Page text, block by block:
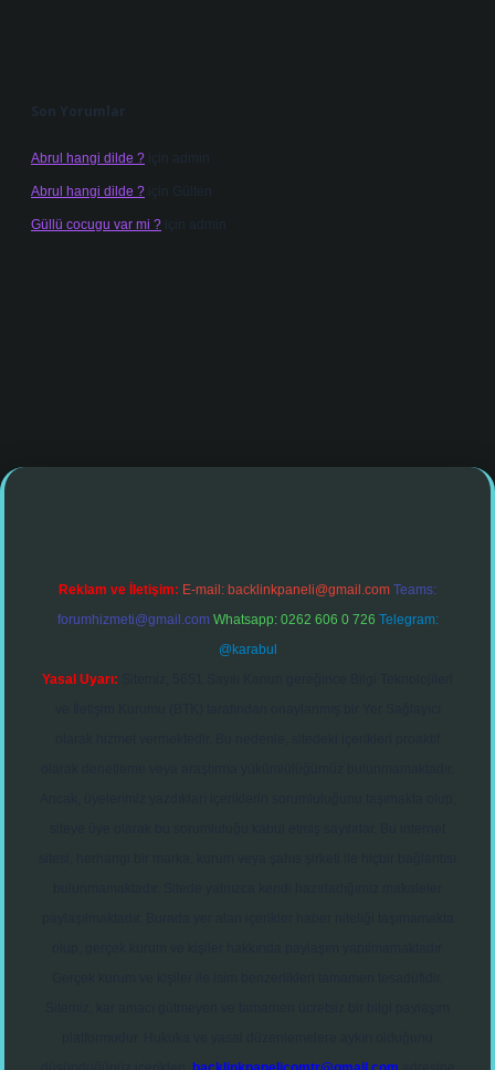
Son Yorumlar
Abrul hangi dilde ? için admin
Abrul hangi dilde ? için Gülten
Güllü cocugu var mi ? için admin
Reklam ve İletişim: E-mail: backlinkpaneli@gmail.com Teams:
forumhizmeti@gmail.com Whatsapp: 0262 606 0 726 Telegram:
@karabul
Yasal Uyarı: